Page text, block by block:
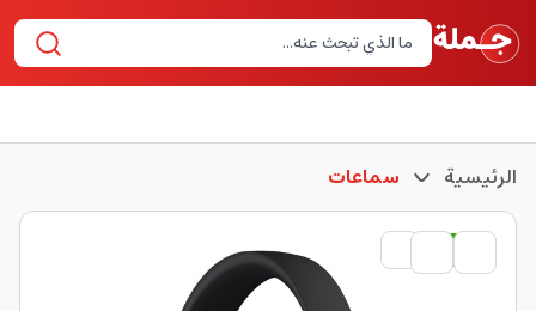
الرئيسية سماعات